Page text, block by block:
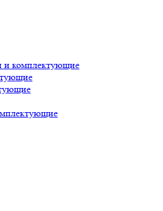
и комплектующие